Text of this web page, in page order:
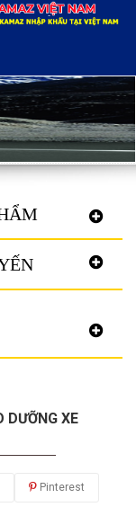
DƯỠNG XE
Pinterest